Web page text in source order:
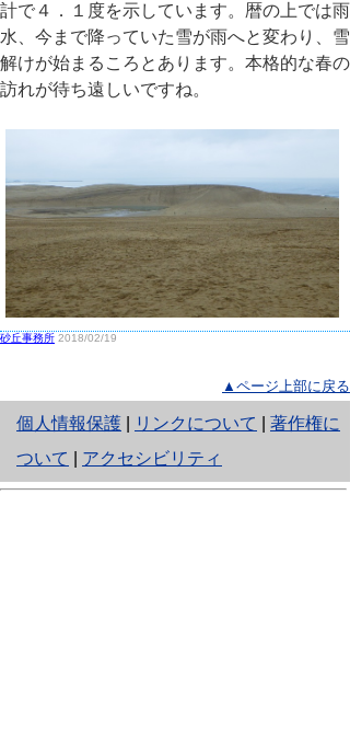
計で４．１度を示しています。暦の上では雨
水、今まで降っていた雪が雨へと変わり、雪
解けが始まるころとあります。本格的な春の
訪れが待ち遠しいですね。
砂丘事務所 2018/02/19
▲ページ上部に戻る
個人情報保護
と
り
ネ
リンクについて
著作権に
ついて
アクセシビリティ